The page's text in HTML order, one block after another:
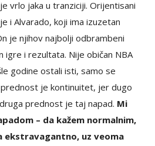
vrlo jaka u tranziciji. Orijentisani
i Alvarado, koji ima izuzetan
je njihov najbolji odbrambeni
igre i rezultata. Nije običan NBA
godine ostali isti, samo se
je kontinuitet, jer dugo
prednost je taj napad. Mi
– da kažem normalnim,
ekstravagantno, uz veoma